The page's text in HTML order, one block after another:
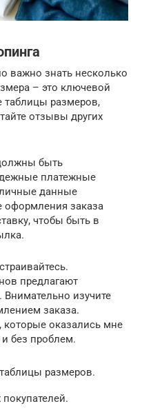
важно знать несколько
– это ключевой
таблицы размеров,
отзывы других
быть
платежные
данные
заказа
чтобы быть в
предлагают
изучите
заказа.
оказались мне
без проблем.
размеров.